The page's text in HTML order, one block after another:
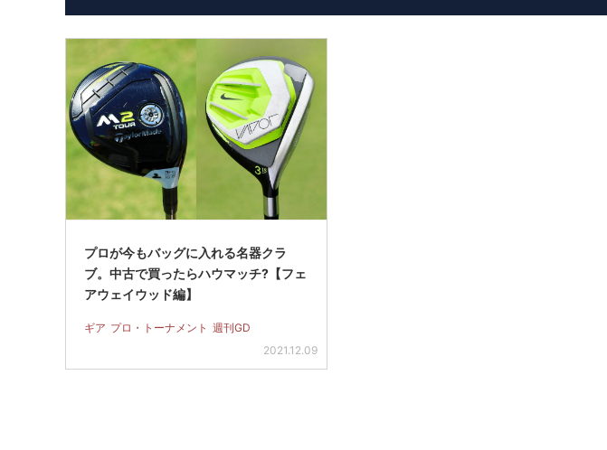
プロが今もバッグに入れる名器クラ
ブ。中古で買ったらハウマッチ?【フェ
アウェイウッド編】
ギア プロ・トーナメント 週刊GD
2021.12.09